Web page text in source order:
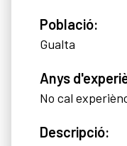
Població:
Gualta
Anys
No cal
Descripció: